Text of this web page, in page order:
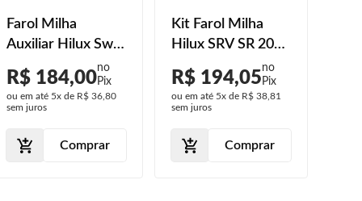
Farol Milha
Auxiliar Hilux Sw4
2012 2013 2014
2015
R$ 184,00
ou em até 5x de R$ 36,80
sem juros
Comprar
Kit Farol Milha
Hilux SRV SR 2012
2013 2014 2015
2016 Botão
Universal Lente
R$ 194,05
ou em até 5x de R$ 38,81
sem juros
Comprar